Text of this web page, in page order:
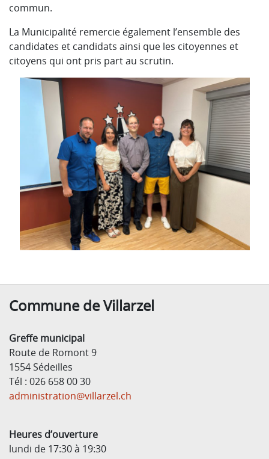
commun.
La Municipalité remercie également l’ensemble des
candidates et candidats ainsi que les citoyennes et
citoyens qui ont pris part au scrutin.
Commune de Villarzel
Greffe municipal
Route de Romont 9
1554 Sédeilles
Tél : 026 658 00 30
administration@villarzel.ch
Heures d’ouverture
lundi de 17:30 à 19:30